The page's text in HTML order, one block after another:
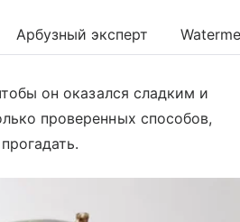
Арбузный эксперт
он оказался сладким и
проверенных способов,